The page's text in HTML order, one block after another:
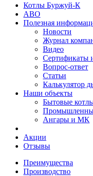
Котлы Буржуй-К
АВО
Полезная
Новости
Журнал
Видео
Сертификаты
Вопрос-ответ
Статьи
Калькулятор
Наши объекты
Бытовые
Ангары и МК
Акции
Отзывы
Преимущества
Производство